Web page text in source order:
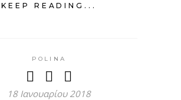
KEEP READING...
POLINA
18 Ιανουαρίου 2018